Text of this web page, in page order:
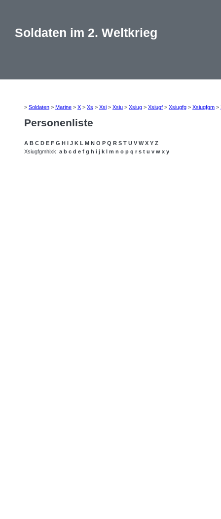
Soldaten im 2. Weltkrieg
> Soldaten > Marine > X > Xs > Xsi > Xsiu > Xsiug > Xsiugf > Xsiugfg > Xsiugfgm >
Personenliste
A B C D E F G H I J K L M N O P Q R S T U V W X Y Z
Xsiugfgmhixk: a b c d e f g h i j k l m n o p q r s t u v w x y